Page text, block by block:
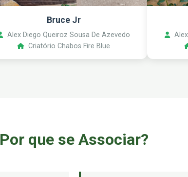
Bruce Jr
Alex Diego Queiroz Sousa De Azevedo
Criatório Chabos Fire Blue
Por que se Associar?